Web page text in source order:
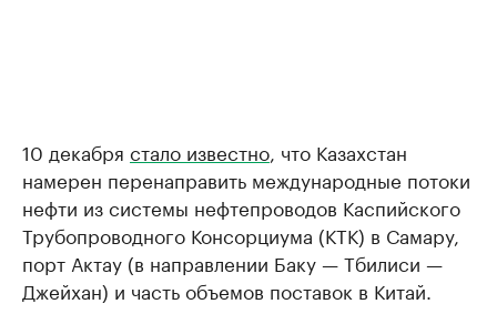
10 декабря стало известно , что Казахстан
намерен перенаправить международные потоки
нефти из системы нефтепроводов Каспийского
Трубопроводного Консорциума (КТК) в Самару,
порт Актау (в направлении Баку — Тбилиси —
Джейхан) и часть объемов поставок в Китай.